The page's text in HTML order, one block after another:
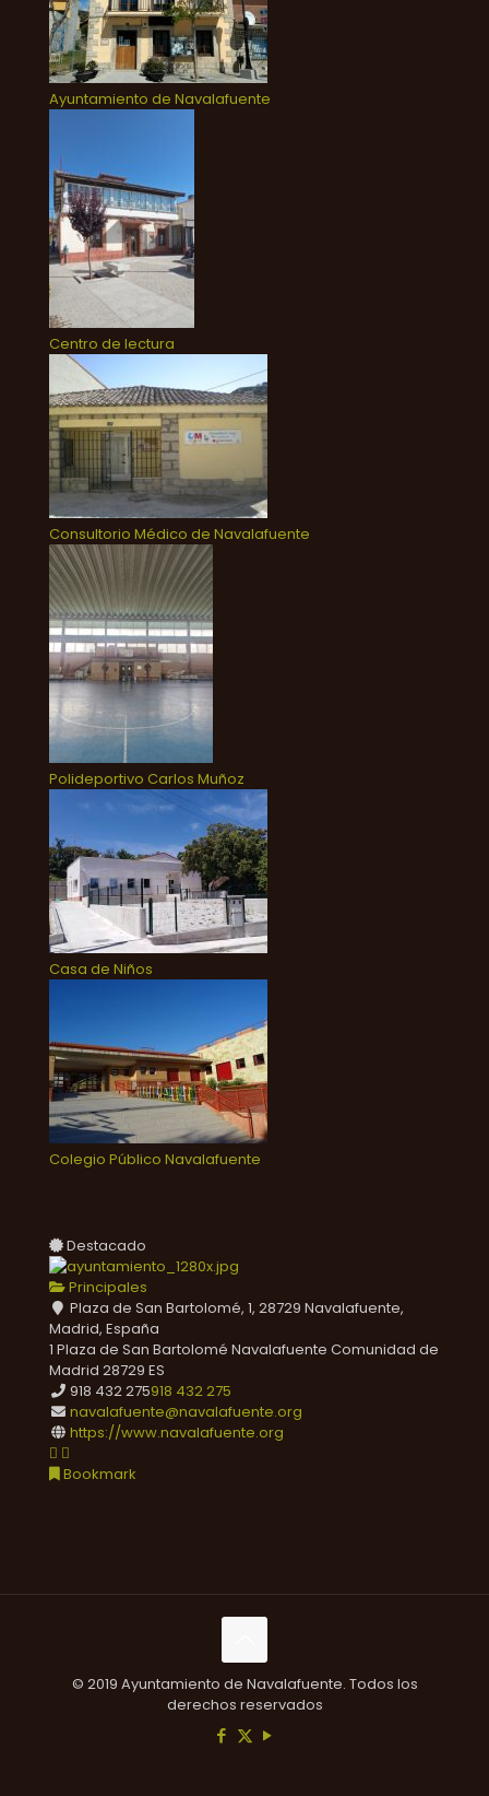
Ayuntamiento de Navalafuente
Centro de lectura
Consultorio Médico de Navalafuente
Polideportivo Carlos Muñoz
Casa de Niños
Colegio Público Navalafuente
Destacado
Principales
Plaza de San Bartolomé, 1, 28729 Navalafuente,
Madrid, España
1 Plaza de San Bartolomé Navalafuente Comunidad de
Madrid 28729 ES
918 432 275918 432 275
navalafuente@navalafuente.org
https://www.navalafuente.org
Bookmark
© 2019 Ayuntamiento de Navalafuente. Todos los
derechos reservados